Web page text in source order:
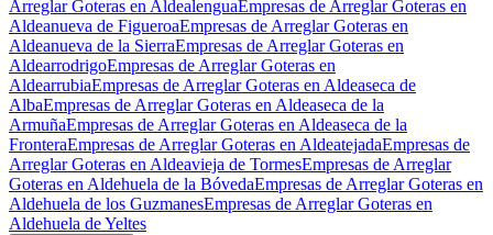
Arreglar Goteras en AldealenguaEmpresas de Arreglar Goteras en
Aldeanueva de FigueroaEmpresas de Arreglar Goteras en
Aldeanueva de la SierraEmpresas de Arreglar Goteras en
AldearrodrigoEmpresas de Arreglar Goteras en
AldearrubiaEmpresas de Arreglar Goteras en Aldeaseca de
AlbaEmpresas de Arreglar Goteras en Aldeaseca de la
ArmuñaEmpresas de Arreglar Goteras en Aldeaseca de la
FronteraEmpresas de Arreglar Goteras en AldeatejadaEmpresas de
Arreglar Goteras en Aldeavieja de TormesEmpresas de Arreglar
Goteras en Aldehuela de la BóvedaEmpresas de Arreglar Goteras en
Aldehuela de los GuzmanesEmpresas de Arreglar Goteras en
Aldehuela de Yeltes